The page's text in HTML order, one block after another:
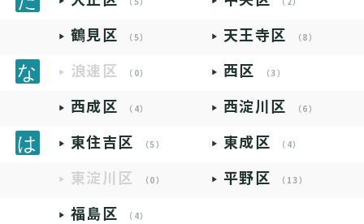
鶴見区 （5） 天王寺区 （8）
浪速区 （0） 西区 （3）
西成区 （4） 西淀川区 （6）
東住吉区 （5） 東成区 （4）
東淀川区 （0） 平野区 （13）
福島区 （4）